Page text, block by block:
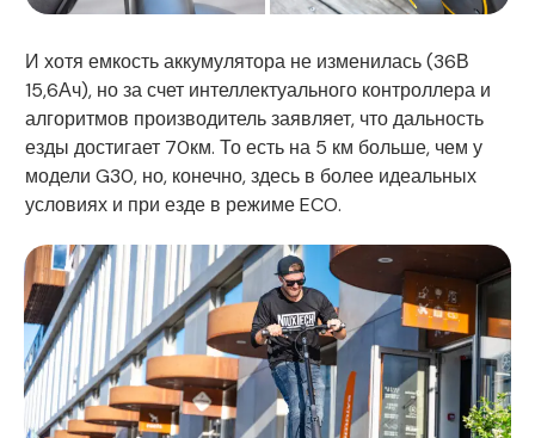
И хотя емкость аккумулятора не изменилась (36В
15,6Ач), но за счет интеллектуального контроллера и
алгоритмов производитель заявляет, что дальность
езды достигает 70км. То есть на 5 км больше, чем у
модели G30, но, конечно, здесь в более идеальных
условиях и при езде в режиме ECO.